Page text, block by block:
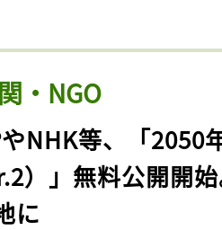
・NGO
やNHK等、「2050
）」無料公開開
に